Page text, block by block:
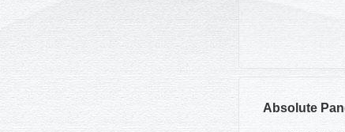
Absolute